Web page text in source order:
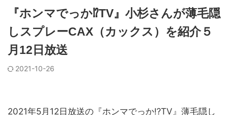
『ホンマでっか⁉︎TV』小杉さんが薄毛隠
しスプレーCAX（カックス）を紹介５
月12日放送
2021-10-26
2021年5月12日放送の『ホンマでっか⁉︎TV』薄毛隠し